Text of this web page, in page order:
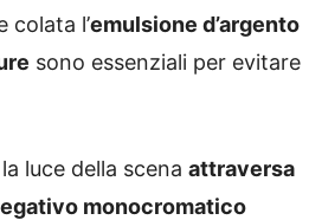
colata l’emulsione d’argento
sono essenziali per evitare
luce della scena attraversa
monocromatico